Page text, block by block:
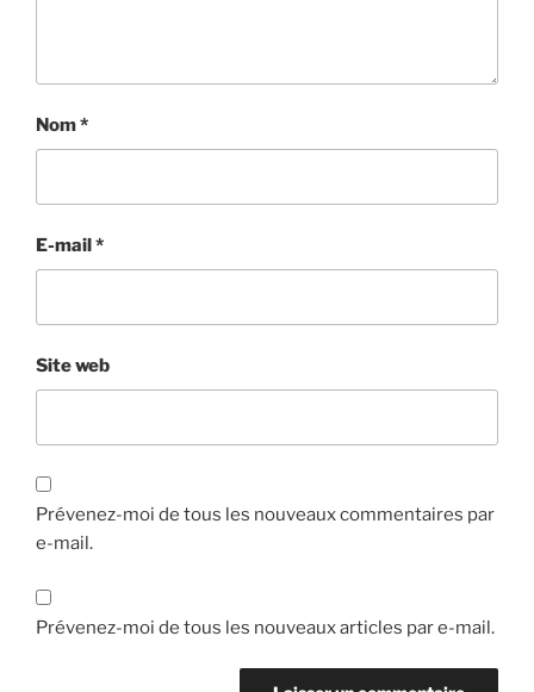
Nom*
E-mail *
Site web
Prévenez-moi de tous les nouveaux commentaires par
e-mail.
Prévenez-moi de tous les nouveaux articles par e-mail.